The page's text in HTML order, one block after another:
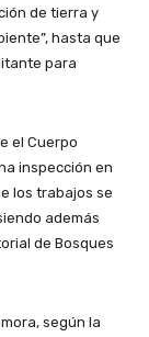
de tierra y
hasta que
para
el Cuerpo
inspección en
los trabajos se
además
de Bosques
según la